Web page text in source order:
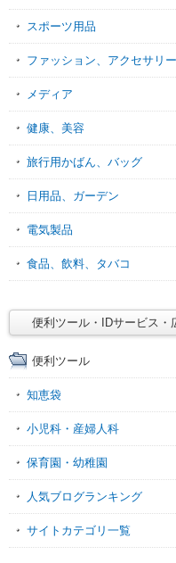
スポーツ用品
ファッション、アクセサリー
メディア
健康、美容
旅行用かばん、バッグ
日用品、ガーデン
電気製品
食品、飲料、タバコ
便利ツール・IDサービス・
便利ツール
知恵袋
小児科・産婦人科
保育園・幼稚園
人気ブログランキング
サイトカテゴリ一覧